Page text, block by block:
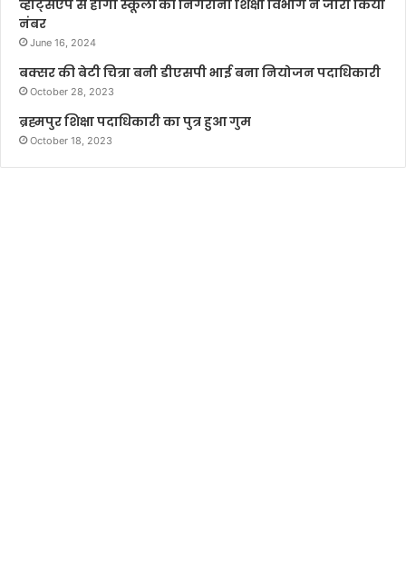
व्हाट्सएप से होगी स्कूलों की निगरानी शिक्षा विभाग ने जारी किया
नंबर
June 16, 2024
बक्सर की बेटी चित्रा बनी डीएसपी भाई बना नियोजन पदाधिकारी
October 28, 2023
ब्रह्मपुर शिक्षा पदाधिकारी का पुत्र हुआ गुम
October 18, 2023